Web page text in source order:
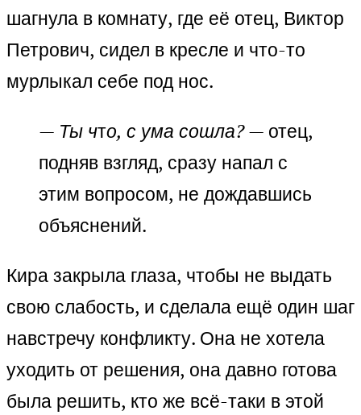
шагнула в комнату, где её отец, Виктор
Петрович, сидел в кресле и что-то
мурлыкал себе под нос.
— Ты что, с ума сошла?— отец,
подняв взгляд, сразу напал с
этим вопросом, не дождавшись
объяснений.
Кира закрыла глаза, чтобы не выдать
свою слабость, и сделала ещё один шаг
навстречу конфликту. Она не хотела
уходить от решения, она давно готова
была решить, кто же всё-таки в этой